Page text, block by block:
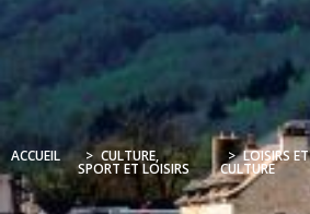
ACCUEIL > CULTURE,
SPORT ET LOISIRS
> LOISIRS ET
CULTURE